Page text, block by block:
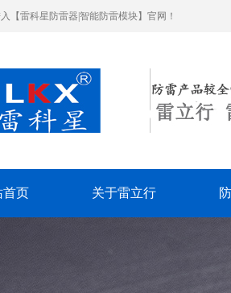
【雷科星防雷器|智能防雷模块】官网！
首页 关于雷立行